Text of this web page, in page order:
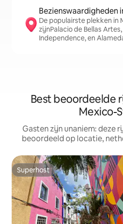
Bezienswaardigheden
De populairste plekken in
zijnPalacio de Bellas
Independence, en
Best beoordeelde
Mexico-
Gasten zijn unaniem: deze
beoordeeld op locatie,
Superhost
Superhost